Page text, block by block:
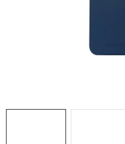
TOTÁLNA LIKVIDÁCIA